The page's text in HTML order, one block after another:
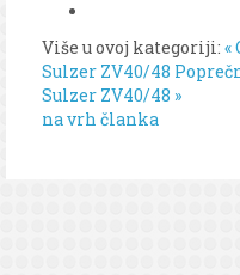
Više u ovoj kategoriji: «
Sulzer ZV40/48
Sulzer ZV40/48 »
na vrh članka